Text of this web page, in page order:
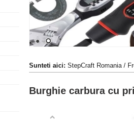
Sunteti aici: StepCraft Romania/
Burghie carbura cu